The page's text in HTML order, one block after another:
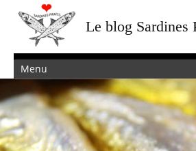
Le blog Sardines
Menu